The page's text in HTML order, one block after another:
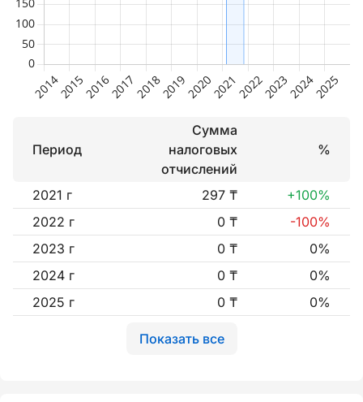
Период
Сумма
налоговых
отчислений
%
2021 г 297 ₸
+100%
2022 г
0 ₸
-100%
2023 г
0 ₸
0%
2024 г
0 ₸
0%
2025 г
0 ₸ 0%
Показать все